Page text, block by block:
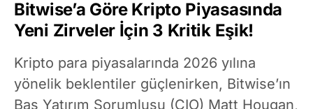
Bitwise’a Göre Kripto Piyasasında
Yeni Zirveler İçin 3 Kritik Eşik!
Kripto para piyasalarında 2026 yılına
yönelik beklentiler güçlenirken, Bitwise’ın
Baş Yatırım Sorumlusu (CIO) Matt Hougan,